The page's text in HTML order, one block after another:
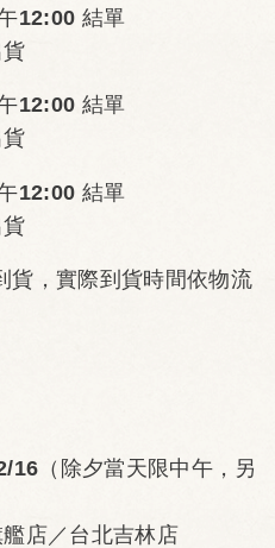
12:00 結單
12:00 結單
12:00 結單
貨，實際到貨時間依物流
（除夕當天限中午，另
店／台北吉林店